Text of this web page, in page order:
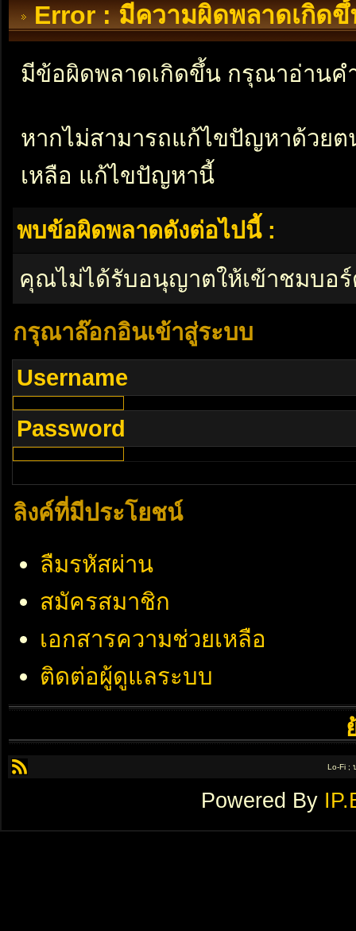
Error : มีความผิดพลาดเกิดขึ้
มีข้อผิดพลาดเกิดขึ้น กรุณาอ่านค
หากไม่สามารถแก้ไขปัญหาด้วย
เหลือ แก้ไขปัญหานี้
พบข้อผิดพลาดดังต่อไปนี้ :
คุณไม่ได้รับอนุญาตให้เข้าชมบอ
กรุณาล๊อกอินเข้าสู่ระบบ
Username
Password
ลิงค์ที่มีประโยชน์
ลืมรหัสผ่าน
สมัครสมาชิก
เอกสารความช่วยเหลือ
ติดต่อผู้ดูแลระบบ
Lo-Fi ;
Powered By